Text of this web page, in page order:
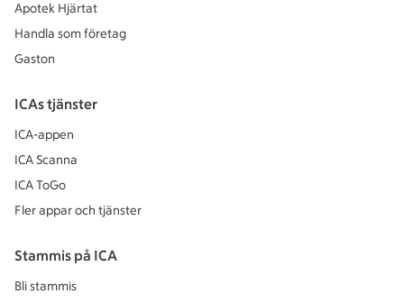
Apotek Hjärtat
Handla som företag
Gaston
ICAs tjänster
ICA-appen
ICA Scanna
ICA ToGo
Fler appar och tjänster
Stammis på ICA
Bli stammis